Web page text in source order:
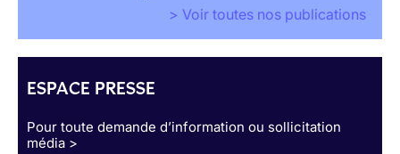
> Voir toutes nos publications
ESPACE PRESSE
Pour toute demande d’information ou sollicitation
média >